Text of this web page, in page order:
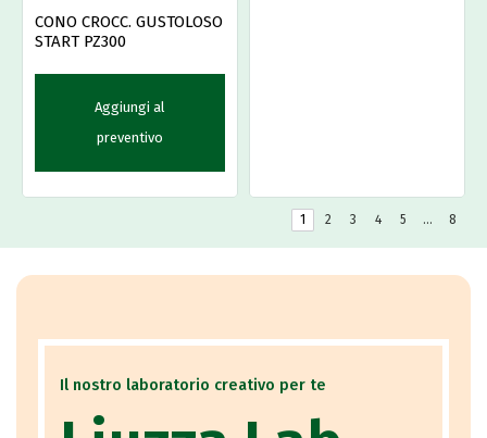
CONO CROCC. GUSTOLOSO
START PZ300
Aggiungi al
preventivo
1 2 3 4 5 … 8
Il nostro laboratorio creativo per te